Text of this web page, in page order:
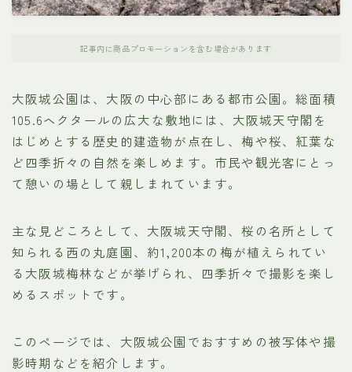
記事内に商品プロモーションを含む場合があります
大阪城公園は、大阪の中心部にある都市公園。総面積
105.6ヘクタールの広大な敷地には、大阪城天守閣を
はじめとする歴史的建造物が点在し、梅や桜、紅葉な
ど四季折々の自然を楽しめます。市民や観光客にとっ
て憩いの場として親しまれています。
主な見どころとして、大阪城天守閣、桜の名所として
知られる西の丸庭園、約1,200本の梅が植えられてい
る大阪城梅林などが挙げられ、四季折々で撮影を楽し
めるスポットです。
このページでは、大阪城公園でおすすめの被写体や撮
影時期などを紹介します。